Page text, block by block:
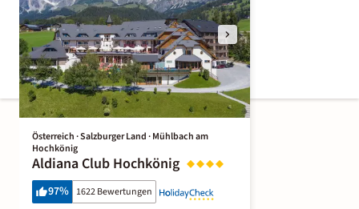
Österreich · Salzburger Land · Mühlbach am
Hochkönig
Aldiana Club Hochkönig
97% 1622 Bewertungen